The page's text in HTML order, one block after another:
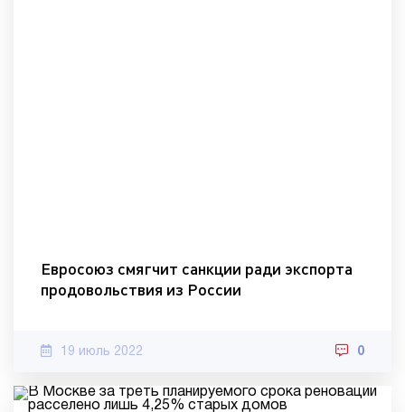
Евросоюз смягчит санкции ради экспорта
продовольствия из России
19 июль 2022 0